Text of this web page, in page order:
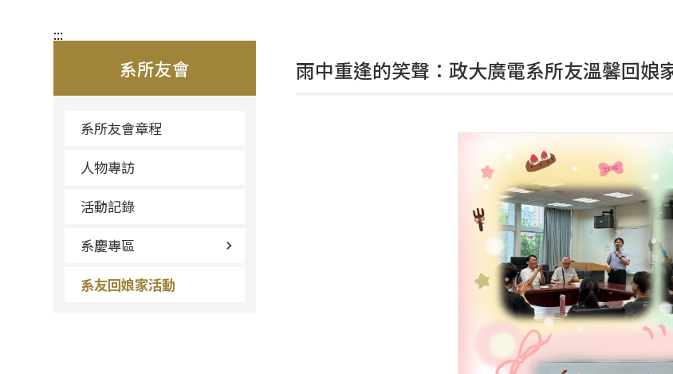
:::
系所友會
系所友會章程
人物專訪
活動記錄
系慶專區
系友回娘家活動
雨中重逢的笑聲：政大廣電系所友溫馨回娘